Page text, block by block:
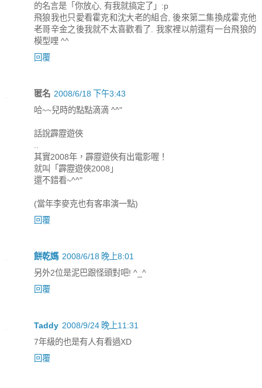
的名言是「你放心, 有我就搞定了」:p
飛狼我也只愛看霍克和沈大老的組合, 後來第二集換成霍克他
老哥辛金之後我就不太喜歡看了. 我家裡以前還有一台飛狼的
模型哩 ^^
回覆
匿名 2008/6/18 下午3:43
哈~~兒時的點點滴滴 ^^"
話說霹靂遊俠
其實2008年，霹靂遊俠有出電影喔！
就叫「霹靂遊俠2008」
還不錯看~^^"
(當年李麥克也有客串演一點)
回覆
餅乾媽 2008/6/18 晚上8:01
另外2位是泥巴跟怪頭對吧! ^_^
回覆
Taddy 2008/9/24 晚上11:31
7年級的也是有人有看過XD
回覆